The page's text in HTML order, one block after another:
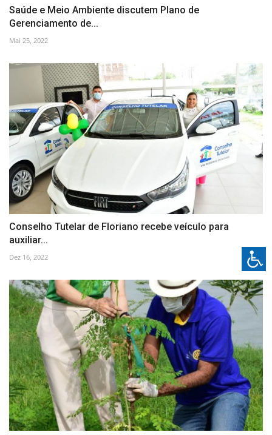
Saúde e Meio Ambiente discutem Plano de
Gerenciamento de...
Mai 25, 2022
Conselho Tutelar de Floriano recebe veículo para
auxiliar...
Dez 16, 2022